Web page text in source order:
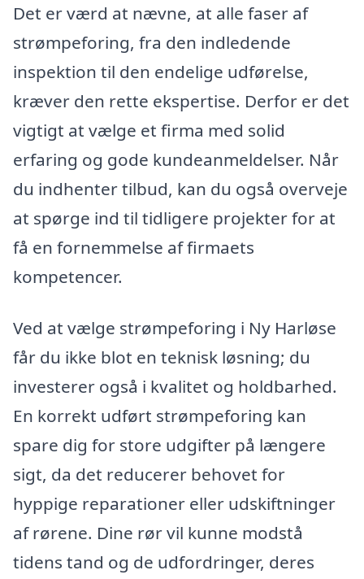
Det er værd at nævne, at alle faser af
strømpeforing, fra den indledende
inspektion til den endelige udførelse,
kræver den rette ekspertise. Derfor er det
vigtigt at vælge et firma med solid
erfaring og gode kundeanmeldelser. Når
du indhenter tilbud, kan du også overveje
at spørge ind til tidligere projekter for at
få en fornemmelse af firmaets
kompetencer.
Ved at vælge strømpeforing i Ny Harløse
får du ikke blot en teknisk løsning; du
investerer også i kvalitet og holdbarhed.
En korrekt udført strømpeforing kan
spare dig for store udgifter på længere
sigt, da det reducerer behovet for
hyppige reparationer eller udskiftninger
af rørene. Dine rør vil kunne modstå
tidens tand og de udfordringer, deres